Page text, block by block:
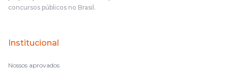
concursos públicos no Brasil.
Institucional
Nossos aprovados